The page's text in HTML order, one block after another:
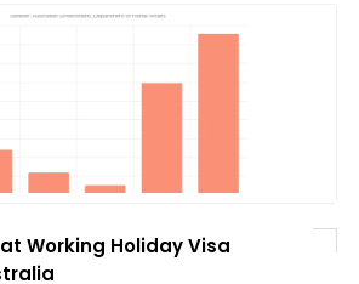
Working Holiday Visa